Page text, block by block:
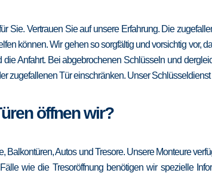
Vertrauen Sie auf unsere Erfahrung. Die
können. Wir gehen so sorgfältig und vorsichtig vor,
Anfahrt. Bei abgebrochenen Schlüsseln und
zugefallenen Tür einschränken. Unser
öffnen wir?
Autos und Tresore. Unsere Monteure
wie die Tresoröffnung benötigen wir spezielle